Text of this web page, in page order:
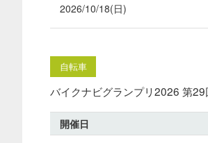
2026/10/18(日)
自転車
バイクナビグランプリ2026 第
開催日